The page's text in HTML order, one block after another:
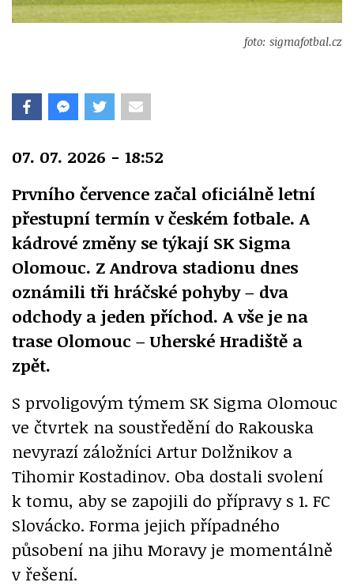
foto: sigmafotbal.cz
07. 07. 2026 - 18:52
Prvního července začal oficiálně letní
přestupní termín v českém fotbale. A
kádrové změny se týkají SK Sigma
Olomouc. Z Androva stadionu dnes
oznámili tři hráčské pohyby – dva
odchody a jeden příchod. A vše je na
trase Olomouc – Uherské Hradiště a
zpět.
S prvoligovým týmem SK Sigma Olomouc
ve čtvrtek na soustředění do Rakouska
nevyrazí záložníci Artur Dolžnikov a
Tihomir Kostadinov. Oba dostali svolení
k tomu, aby se zapojili do přípravy s 1. FC
Slovácko. Forma jejich případného
působení na jihu Moravy je momentálně
v řešení.